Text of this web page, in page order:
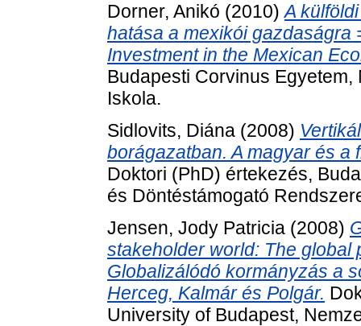
Dorner, Anikó (2010)A
hatása a mexikói gazdaságra
Investment in the Mexican
Budapesti Corvinus
Iskola.
Sidlovits, Diána (2008)
borágazatban. A magyar és
Doktori (PhD) értekezés,
és Döntéstámogató
Jensen, Jody Patricia (2008)
stakeholder world: The global
Globalizálódó kormányzás a
Herceg, Kalmár és Polgár.
University of Budapest,